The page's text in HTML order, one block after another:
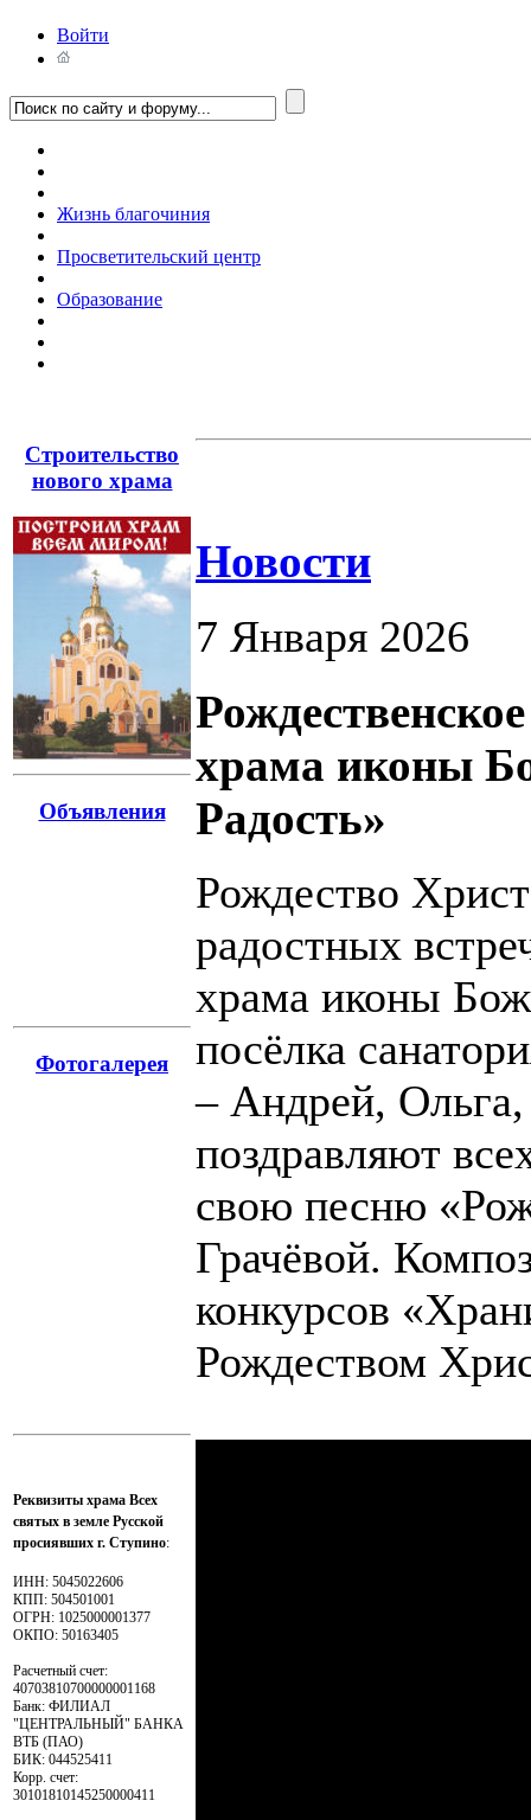
Войти
Жизнь благочиния
Просветительский центр
Образование
Строительство
нового храма
Объявления
Фотогалерея
Реквизиты храма Всех
святых в земле Русской
просиявших г. Ступино:
ИНН: 5045022606
КПП: 504501001
ОГРН: 1025000001377
ОКПО: 50163405
Расчетный счет:
40703810700000001168
Банк: ФИЛИАЛ
"ЦЕНТРАЛЬНЫЙ" БАНКА
ВТБ (ПАО)
БИК: 044525411
Корр. счет:
30101810145250000411
Новости
7 Января 2026
храма иконы
Радость»
Рождество
радостных
храма иконы
посёлка
– Андрей,
поздравляют
свою песню
Грачёвой.
конкурсов
Рождеством